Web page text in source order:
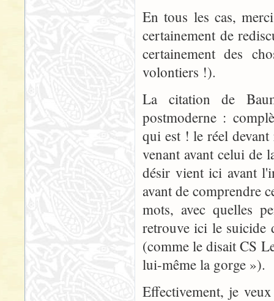
En tous les cas,
certainement de
certainement des
volontiers !).
La citation de
postmoderne :
qui est ! le réel
venant avant celui de
désir vient ici avant
avant de comprendre
mots, avec quelles
retrouve ici le suicide
(comme le disait CS
lui-même la gorge »).
Effectivement, je